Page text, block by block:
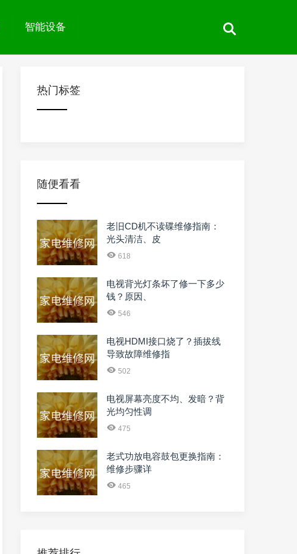
智能设备
热门标签
随便看看
老旧CD机不读碟维修指南：
光头清洁、皮
618
电视背光灯条坏了修一下多少
钱？原因、
546
电视HDMI接口烧了？插拔线
导致故障维修指
502
电视屏幕亮度不均、发暗？背
光均匀性调
475
老式功放电容鼓包更换指南：
维修步骤详
465